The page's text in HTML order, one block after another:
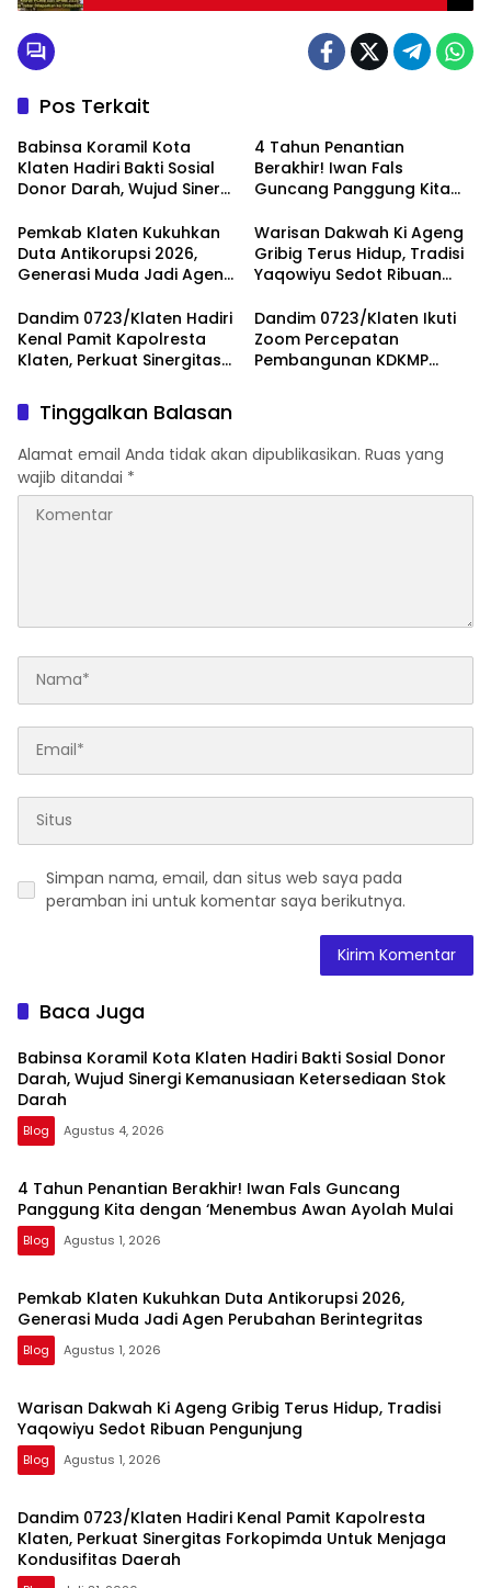
Pos Terkait
Babinsa Koramil Kota
Klaten Hadiri Bakti Sosial
Donor Darah, Wujud Sinergi
Ketersediaan Stok Darah
4 Tahun Penantian
Berakhir! Iwan Fals
Guncang Panggung Kita
Ayolah Mulai
Pemkab Klaten Kukuhkan
Duta Antikorupsi 2026,
Generasi Muda Jadi Agen
Warisan Dakwah Ki Ageng
Gribig Terus Hidup, Tradisi
Yaqowiyu Sedot Ribuan
Dandim 0723/Klaten Hadiri
Kenal Pamit Kapolresta
Klaten, Perkuat Sinergitas
Menjaga Kondusifitas
Daerah
Dandim 0723/Klaten Ikuti
Zoom Percepatan
Pembangunan KDKMP
Tinggalkan Balasan
Alamat email Anda tidak akan dipublikasikan. Ruas yang
wajib ditandai *
Simpan nama, email, dan situs web saya pada
peramban ini untuk komentar saya berikutnya.
Baca Juga
Babinsa Koramil Kota Klaten Hadiri Bakti Sosial Donor
Darah, Wujud Sinergi Kemanusiaan Ketersediaan Stok
Darah
Blog Agustus 4, 2026
4 Tahun Penantian Berakhir! Iwan Fals Guncang
Panggung Kita dengan ‘Menembus Awan Ayolah Mulai
Blog Agustus 1, 2026
Pemkab Klaten Kukuhkan Duta Antikorupsi 2026,
Generasi Muda Jadi Agen Perubahan Berintegritas
Blog Agustus 1, 2026
Warisan Dakwah Ki Ageng Gribig Terus Hidup, Tradisi
Yaqowiyu Sedot Ribuan Pengunjung
Blog Agustus 1, 2026
Dandim 0723/Klaten Hadiri Kenal Pamit Kapolresta
Klaten, Perkuat Sinergitas Forkopimda Untuk Menjaga
Kondusifitas Daerah